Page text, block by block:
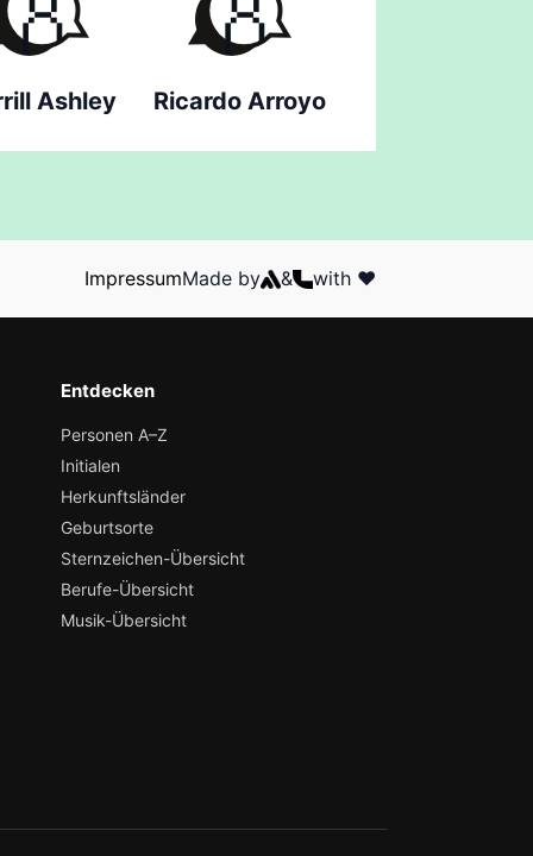
Ashley Ricardo Arroyo
ImpressumMade by & with ❤️
Entdecken
Personen A–Z
Initialen
Herkunftsländer
Geburtsorte
Sternzeichen-Übersicht
Berufe-Übersicht
Musik-Übersicht